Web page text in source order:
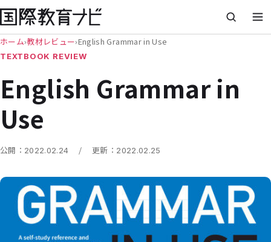
ホーム›教材レビュー›English Grammar in Use
TEXTBOOK REVIEW
English Grammar in
Use
公開： 2022.02.24 / 更新： 2022.02.25